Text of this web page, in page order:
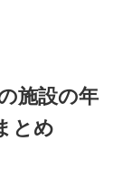
施設の年
とめ